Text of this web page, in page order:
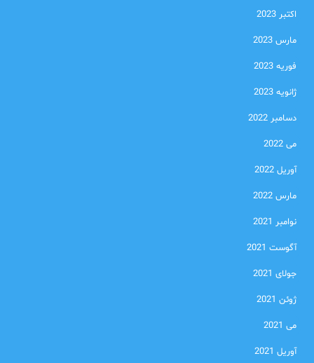
اکتبر 2023
مارس 2023
فوریه 2023
ژانویه 2023
دسامبر 2022
می 2022
آوریل 2022
مارس 2022
نوامبر 2021
آگوست 2021
جولای 2021
ژوئن 2021
می 2021
آوریل 2021